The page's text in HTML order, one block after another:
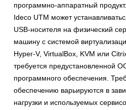
программно-аппаратный
Ideco UTM может
USB-носителя на физический
машину с системой
Hyper-V, VirtualBox, KVM или
требуется предустановленной
программного обеспечения.
обеспечению варьируются в
нагрузки и используемых